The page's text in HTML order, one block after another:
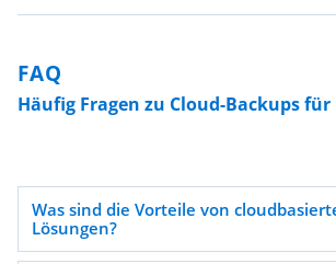
FAQ
Häufig Fragen zu Cloud-Backups
Was sind die Vorteile von
Lösungen?